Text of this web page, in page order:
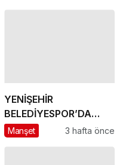
YENİŞEHİR
BELEDİYESPOR’DA
GÜÇLÜ YÖNETİM,
Manşet 3 hafta önce